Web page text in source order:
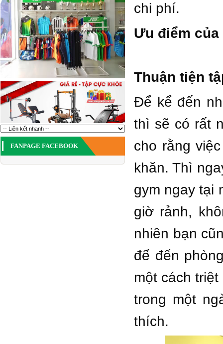
FANPAGE FACEBOOK
chi phí.
Ưu điểm
Thuận tiện
Để kể đến
thì sẽ có rất
cho rằng
khăn. Thì
gym ngay tại
giờ rảnh,
nhiên bạn
để đến
một cách
trong một
thích.